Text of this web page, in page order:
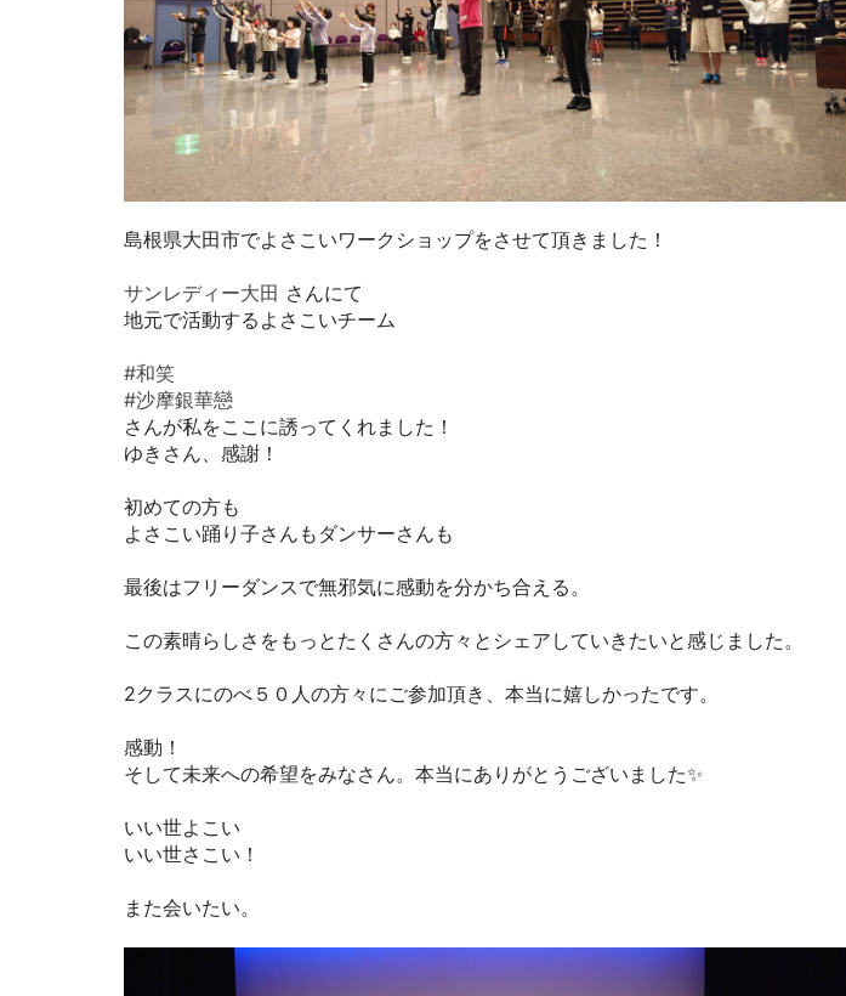
島根県大田市でよさこいワークショップをさせて頂きました！
サンレディー大田 さんにて
地元で活動するよさこいチーム
#和笑
#沙摩銀華戀
さんが私をここに誘ってくれました！
ゆきさん、感謝！
初めての方も
よさこい踊り子さんもダンサーさんも
最後はフリーダンスで無邪気に感動を分かち合える。
この素晴らしさをもっとたくさんの方々とシェアしていきたいと感じました。
2クラスにのべ５０人の方々にご参加頂き、本当に嬉しかったです。
感動！
そして未来への希望をみなさん。本当にありがとうございました✨
いい世よこい
いい世さこい！
また会いたい。